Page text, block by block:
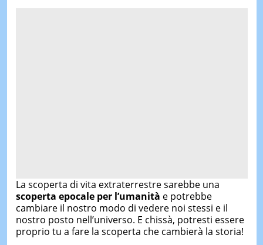
La scoperta di vita extraterrestre sarebbe una
scoperta epocale per l’umanità e potrebbe
cambiare il nostro modo di vedere noi stessi e il
nostro posto nell’universo. E chissà, potresti essere
proprio tu a fare la scoperta che cambierà la storia!